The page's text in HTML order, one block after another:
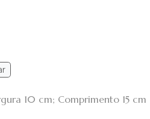
10 cm; Comprimento 15 cm